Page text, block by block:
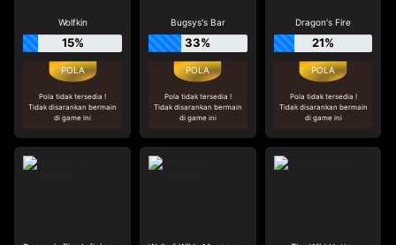
Wolfkin
15%
Pola tidak tersedia !
Tidak disarankan bermain
di game ini
Bugsys's Bar
33%
Pola tidak tersedia !
Tidak disarankan bermain
di game ini
Dragon's Fire
21%
Pola tidak tersedia !
Tidak disarankan bermain
di game ini